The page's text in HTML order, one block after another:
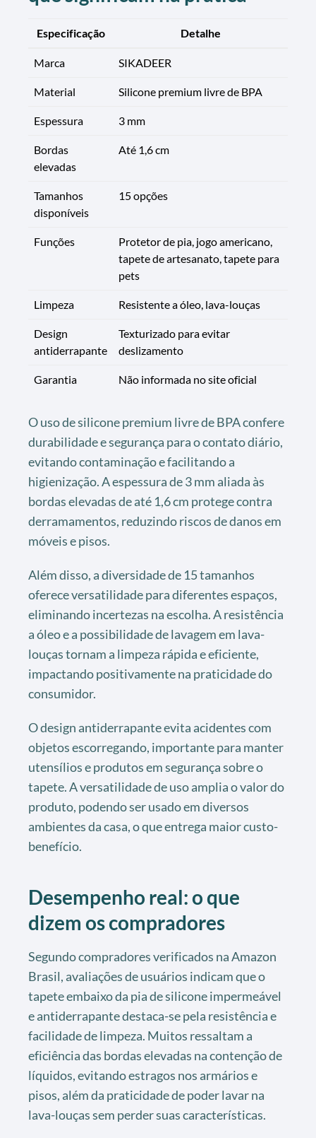
Especificação Detalhe
Marca SIKADEER
Material Silicone premium livre de BPA
Espessura 3 mm
Bordas
elevadas
Até 1,6 cm
Tamanhos
disponíveis
15 opções
Funções
Protetor de pia, jogo americano,
tapete de artesanato, tapete para
pets
Limpeza Resistente a óleo, lava-louças
Design
antiderrapante
Texturizado para evitar
deslizamento
Garantia Não informada no site oficial
O uso de silicone premium livre de BPA confere
durabilidade e segurança para o contato diário,
evitando contaminação e facilitando a
higienização. A espessura de 3 mm aliada às
bordas elevadas de até 1,6 cm protege contra
derramamentos, reduzindo riscos de danos em
móveis e pisos.
Além disso, a diversidade de 15 tamanhos
oferece versatilidade para diferentes espaços,
eliminando incertezas na escolha. A resistência
a óleo e a possibilidade de lavagem em lava-
louças tornam a limpeza rápida e eficiente,
impactando positivamente na praticidade do
consumidor.
O design antiderrapante evita acidentes com
objetos escorregando, importante para manter
utensílios e produtos em segurança sobre o
tapete. A versatilidade de uso amplia o valor do
produto, podendo ser usado em diversos
ambientes da casa, o que entrega maior custo-
benefício.
Desempenho real: o que
dizem os compradores
Segundo compradores verificados na Amazon
Brasil, avaliações de usuários indicam que o
tapete embaixo da pia de silicone impermeável
e antiderrapante destaca-se pela resistência e
facilidade de limpeza. Muitos ressaltam a
eficiência das bordas elevadas na contenção de
líquidos, evitando estragos nos armários e
pisos, além da praticidade de poder lavar na
lava-louças sem perder suas características.